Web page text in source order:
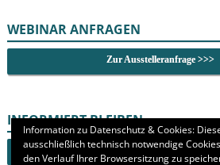
WEBINAR ANFRAGEN
Zur Ausstelleranfrage >>>
INFORMIERT BLEIBEN
Newsletter abonnieren >>>
Information zu Datenschutz & Cookies:
ausschließlich technisch notwendige
den Verlauf Ihrer Browsersitzung zu